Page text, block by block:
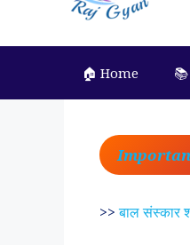
🏠 Home
>>बाल संस्कार